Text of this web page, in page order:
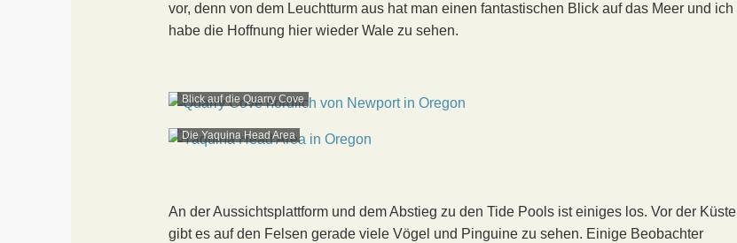
vor, denn von dem Leuchtturm aus hat man einen fantastischen Blick auf das Meer und ich
habe die Hoffnung hier wieder Wale zu sehen.
Blick auf die Quarry Cove
Die Yaquina Head Area
An der Aussichtsplattform und dem Abstieg zu den Tide Pools ist einiges los. Vor der Küste
gibt es auf den Felsen gerade viele Vögel und Pinguine zu sehen. Einige Beobachter